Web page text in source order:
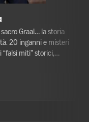
Graal… la storia
20 inganni e misteri
miti” storici,